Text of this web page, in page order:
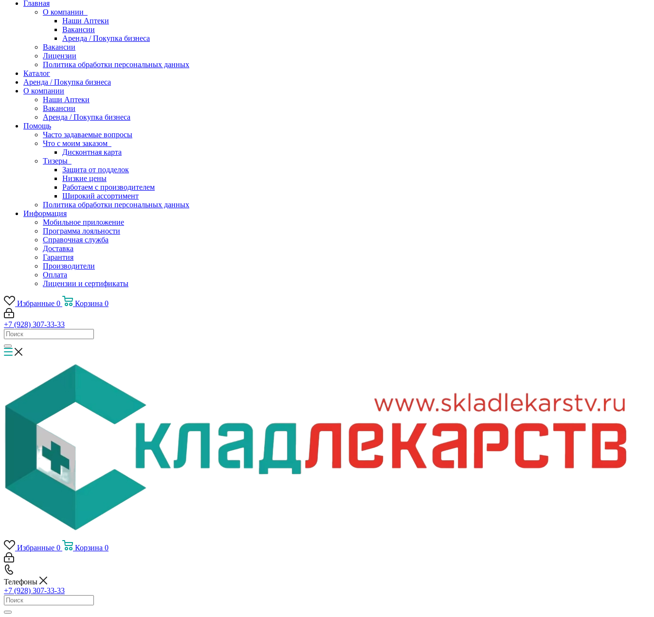
Главная
О компании
Наши Аптеки
Вакансии
Аренда / Покупка бизнеса
Вакансии
Лицензии
Политика обработки персональных данных
Каталог
Аренда / Покупка бизнеса
О компании
Наши Аптеки
Вакансии
Аренда / Покупка бизнеса
Помощь
Часто задаваемые вопросы
Что с моим заказом
Дисконтная карта
Тизеры
Защита от подделок
Низкие цены
Работаем с производителем
Широкий ассортимент
Политика обработки персональных данных
Информация
Мобильное приложение
Программа лояльности
Справочная служба
Доставка
Гарантия
Производители
Оплата
Лицензии и сертификаты
Избранные 0 Корзина 0
+7 (928) 307-33-33
Избранные 0 Корзина 0
Телефоны
+7 (928) 307-33-33